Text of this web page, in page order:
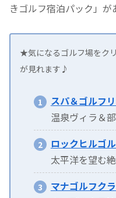
きゴルフ宿泊パック」が
★気になるゴルフ場をク
が見れます♪
スパ＆ゴルフ
温泉ヴィラ＆
ロックヒルゴ
太平洋を望む
マナゴルフク